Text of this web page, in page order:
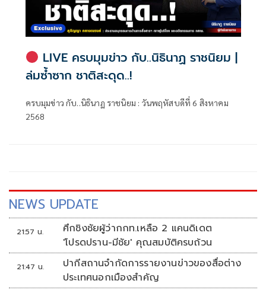
LIVE ครบมุมข่าว กับ..นิธินาฏ ราชนิยม |
ล่มซ้ำซาก ชาติสะดุด..!
ครบมุมข่าว กับ..นิธินาฏ ราชนิยม : วันพฤหัสบดีที่ 6 สิงหาคม
2568
NEWS UPDATE
21:57 น.
ศึกชิงชัยผู้ว่ากกท.เหลือ 2 แคนดิเดต
'โปรดปราน-มีชัย' คุณสมบัติครบถ้วน
21:47 น.
ปากีสถานจำกัดการรายงานข่าวของสื่อต่าง
ประเทศนอกเมืองสำคัญ